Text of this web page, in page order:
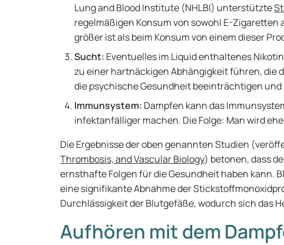
Lung and Blood Institute (NHLBI) unterstützte
regelmäßigen Konsum von sowohl E-
größer ist als beim Konsum von einem dieser
Sucht: Eventuelles im Liquid enthaltenes
zu einer hartnäckigen Abhängigkeit führen, die
die psychische Gesundheit beeinträchtigen
Immunsystem: Dampfen kann das
infektanfälliger machen. Die Folge: Man wird
Die Ergebnisse der oben genannten Studien
Thrombosis, and Vascular Biology) betonen, dass
ernsthafte Folgen für die Gesundheit haben kann.
eine signifikante Abnahme der
Durchlässigkeit der Blutgefäße, wodurch sich das
Aufhören mit dem